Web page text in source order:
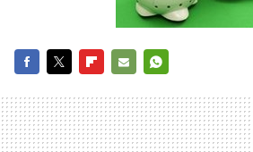
MAIL